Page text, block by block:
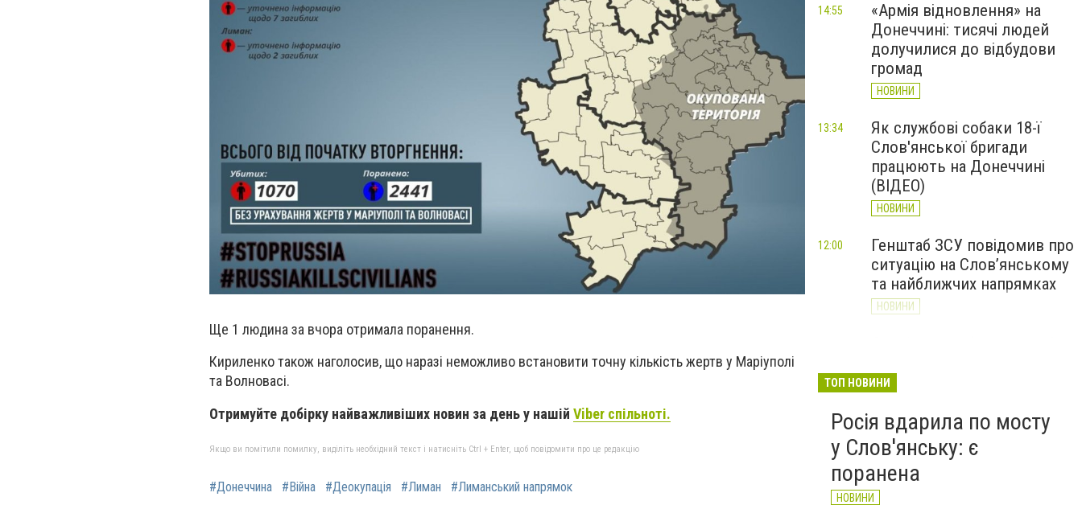
Ще 1 людина за вчора отримала поранення.
Кириленко також наголосив, що наразі неможливо встановити точну кількість жертв у Маріуполі
та Волновасі.
Отримуйте добірку найважливіших новин за день у нашій Viber спільноті.
Якщо ви помітили помилку, виділіть необхідний текст і натисніть Ctrl + Enter, щоб повідомити про це редакцію
#Донеччина #Війна #Деокупація #Лиман #Лиманський напрямок
«Армія відновлення» на
Донеччині: тисячі людей
долучилися до відбудови
громад
НОВИНИ
14:55
Як службові собаки 18-ї
Слов'янської бригади
працюють на Донеччині
(ВІДЕО)
НОВИНИ
13:34
Генштаб ЗСУ повідомив про
ситуацію на Слов’янському
та найближчих напрямках
НОВИНИ
12:00
великої війни: 7 серпня
ТОП НОВИНИ
Росія вдарила по мосту
у Слов'янську: є
поранена
НОВИНИ